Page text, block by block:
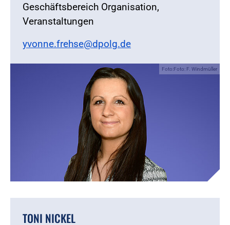
Geschäftsbereich Organisation,
Veranstaltungen
yvonne.frehse@dpolg.de
Foto:Foto: F. Windmüller
TONI NICKEL